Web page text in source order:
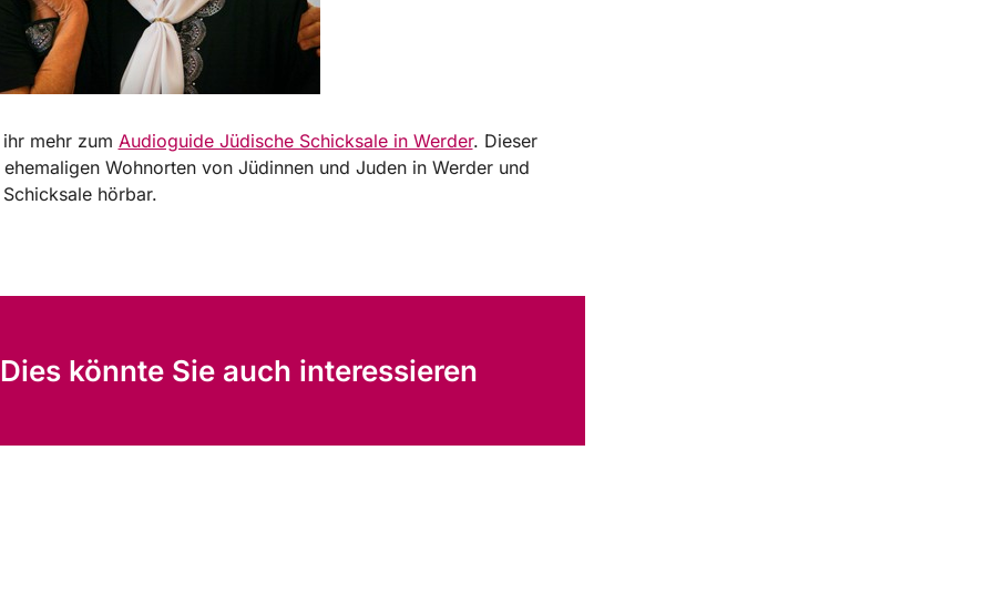
mehr zum Audioguide Jüdische Schicksale in Werder. Dieser
Wohnorten von Jüdinnen und Juden in Werder und
hörbar.
Dies könnte Sie auch interessieren